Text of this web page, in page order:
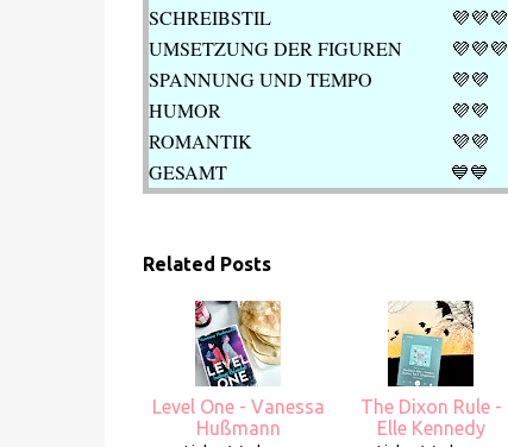
SCHREIBSTIL
💜💜💜
UMSETZUNG DER FIGUREN
💜💜💜
SPANNUNG UND TEMPO
💜💜
HUMOR
💜💜
ROMANTIK
💜💜
GESAMT
💙💙
Related Posts
Level One - Vanessa
Hußmann
The Dixon Rule -
Elle Kennedy